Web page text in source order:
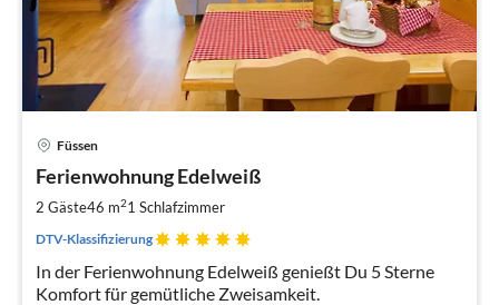
Füssen
Ferienwohnung Edelweiß
2 Gäste46 m21 Schlafzimmer
DTV-Klassifizierung
In der Ferienwohnung Edelweiß genießt Du 5 Sterne
Komfort für gemütliche Zweisamkeit.